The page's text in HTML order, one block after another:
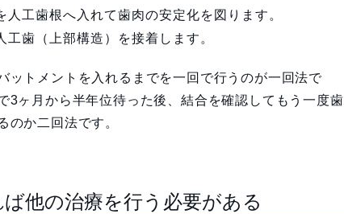
工歯根へ入れて歯肉の安定化を図ります。
歯（上部構造）を接着します。
ットメントを入れるまでを一回で行うのが一回法で
3ヶ月から半年位待った後、結合を確認してもう一度歯
のか二回法です。
他の治療を行う必要がある